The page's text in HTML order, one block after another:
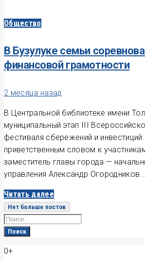
Общество
В Бузулуке семьи
финансовой грамотности
2 месяца назад
В Центральной библиотеке имени
муниципальный этап III
фестиваля сбережений и
приветственным словом к
заместитель главы города —
управления Александр Огородников.…
Читать далее
Нет больше постов
Search
for:
Поиск
0+